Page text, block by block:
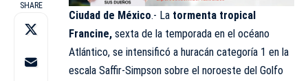
SHARE
Ciudad de México.- La tormenta tropical
Francine, sexta de la temporada en el océano
Atlántico, se intensificó a huracán categoría 1 en la
escala Saffir-Simpson sobre el noroeste del Golfo